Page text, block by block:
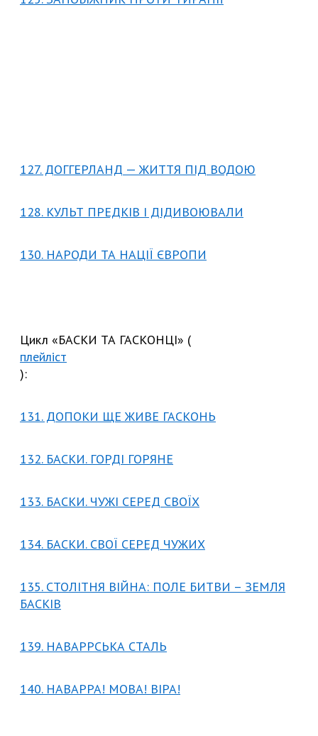
127. ДОГГЕРЛАНД — ЖИТТЯ ПІД ВОДОЮ
128. КУЛЬТ ПРЕДКІВ І ДІДИВОЮВАЛИ
130. НАРОДИ ТА НАЦІЇ ЄВРОПИ
Цикл «БАСКИ ТА ГАСКОНЦІ» (
плейліст
):
131. ДОПОКИ ЩЕ ЖИВЕ ГАСКОНЬ
132. БАСКИ. ГОРДІ ГОРЯНЕ
133. БАСКИ. ЧУЖІ СЕРЕД СВОЇХ
134. БАСКИ. СВОЇ СЕРЕД ЧУЖИХ
135. СТОЛІТНЯ ВІЙНА: ПОЛЕ БИТВИ – ЗЕМЛЯ
БАСКІВ
139. НАВАРРСЬКА СТАЛЬ
140. НАВАРРА! МОВА! ВІРА!